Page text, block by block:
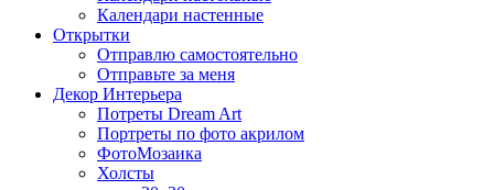
Календари настенные
Открытки
Отправлю самостоятельно
Отправьте за меня
Декор Интерьера
Потреты Dream Art
Портреты по фото акрилом
ФотоМозаика
Холсты